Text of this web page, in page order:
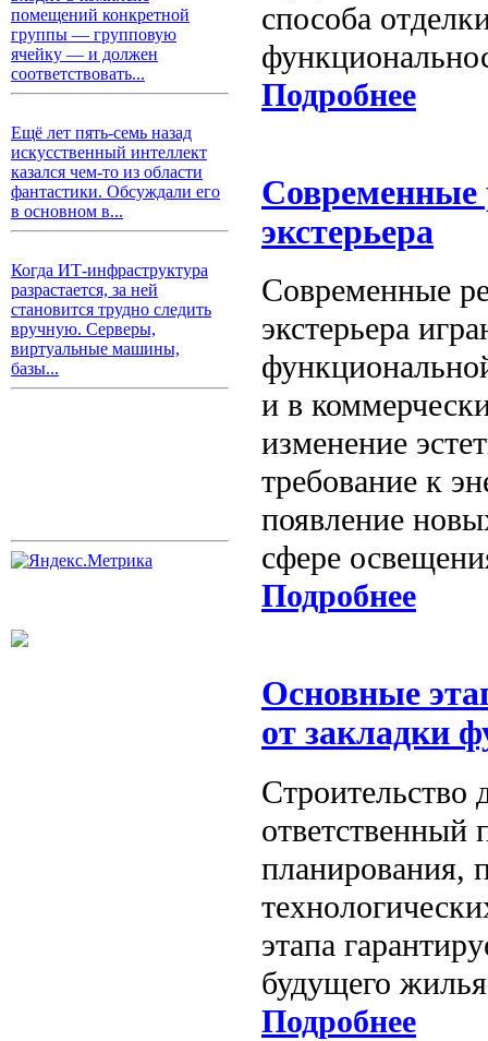
помещений конкретной
группы — групповую
ячейку — и должен
соответствовать...
Ещё лет пять-семь назад
искусственный интеллект
казался чем-то из области
фантастики. Обсуждали его
в основном в...
Когда ИТ-инфраструктура
разрастается, за ней
становится трудно следить
вручную. Серверы,
виртуальные машины,
базы...
способа
Подробнее
Современные
экстерьера
Современные
экстерьера
и в
изменение
требование к
появление
сфере
Подробнее
Основные
от закладки
ответственный
планирования,
этапа
будущего
Подробнее